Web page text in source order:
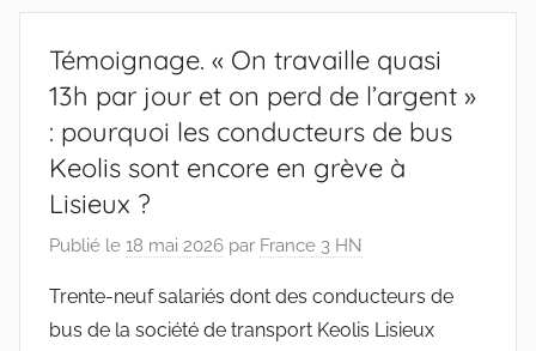
Témoignage. « On travaille quasi
13h par jour et on perd de l’argent »
: pourquoi les conducteurs de bus
Keolis sont encore en grève à
Lisieux ?
Publié le 18 mai 2026 par France 3 HN
Trente-neuf salariés dont des conducteurs de
bus de la société de transport Keolis Lisieux